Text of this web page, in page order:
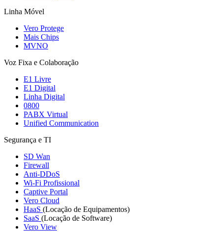
Linha Móvel
Vero Protege
Mais Chips
MVNO
Voz Fixa e Colaboração
E1 Livre
E1 Digital
Linha Digital
0800
PABX Virtual
Unified Communication
Segurança e TI
SD Wan
Firewall
Anti-DDoS
Wi-Fi Profissional
Captive Portal
Vero Cloud
HaaS (Locação de Equipamentos)
SaaS (Locação de Software)
Vero View